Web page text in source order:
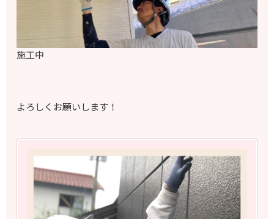
施工中
よろしくお願いします！